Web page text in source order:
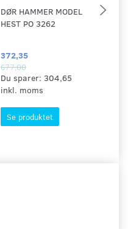
DØR HAMMER MODEL
HEST PO 3262
372,35
677,00
Du sparer: 304,65
inkl. moms
Se produktet